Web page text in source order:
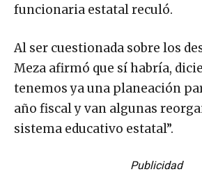
funcionaria estatal reculó.
Al ser cuestionada sobre los
Meza afirmó que sí habría,
tenemos ya una planeación
año fiscal y van algunas
sistema educativo estatal”.
Publicidad